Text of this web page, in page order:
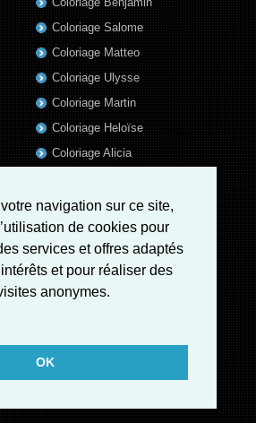
navigation sur ce site,
de cookies pour
services et offres adaptés
et pour réaliser des
anonymes.
OK
Coloriage Salome
Coloriage Matteo
Coloriage Ulysse
Coloriage Martin
Coloriage Heloïse
Coloriage Alicia
Coloriage Rayan
Coloriage Iris
Coloriage Ambre